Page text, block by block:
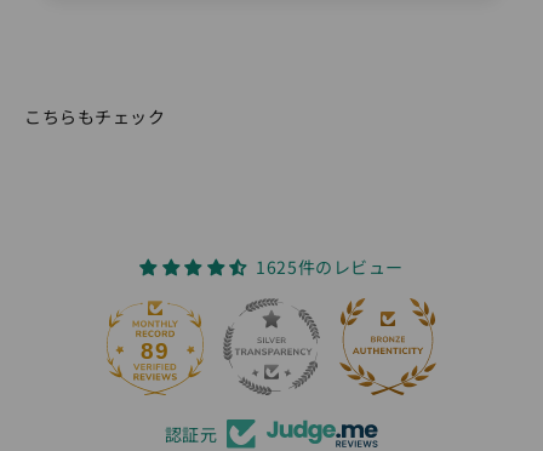
こちらもチェック
1625件のレビュー
89
認証元